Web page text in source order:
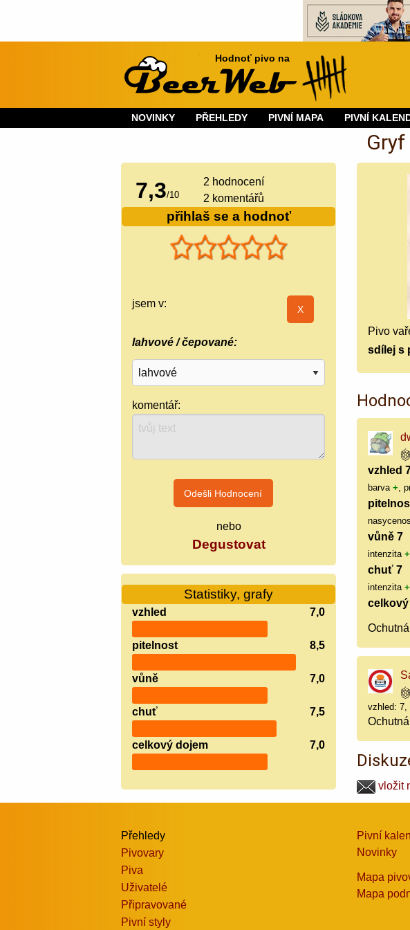
Hodnoť pivo na
NOVINKY PŘEHLEDY PIVNÍ MAPA PIVNÍ
7,3/10
2 hodnocení
2 komentářů
přihlaš se a hodnoť
jsem v:
lahvové / čepované:
komentář:
nebo
Degustovat
Statistiky, grafy
vzhled 7,0
pitelnost 8,5
vůně 7,0
chuť 7,5
celkový dojem 7,0
Pivo
sdílej s
vzhled
barva+ ,
vůně 7
intenzita+
chuť 7
intenzita+
vzhled:
vložit
Přehledy
Pivovary
Piva
Uživatelé
Připravované
Pivní styly
Pivní
Novinky
Mapa
Mapa